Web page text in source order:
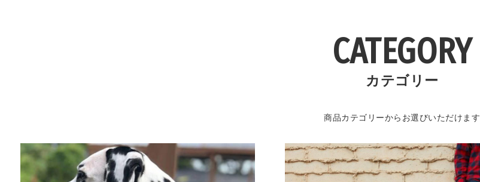
CATEGORY
カテゴリー
商品カテゴリーからお選びいただけます